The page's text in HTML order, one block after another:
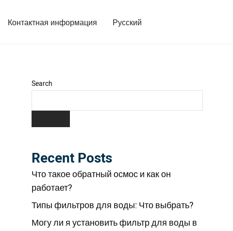
Контактная информация Русский
Search
Recent Posts
Что такое обратный осмос и как он
работает?
Типы фильтров для воды: Что выбрать?
Могу ли я установить фильтр для воды в